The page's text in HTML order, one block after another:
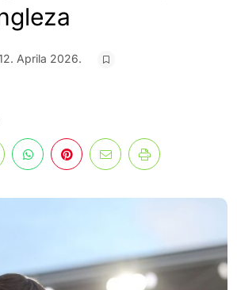
Aprila 2026.